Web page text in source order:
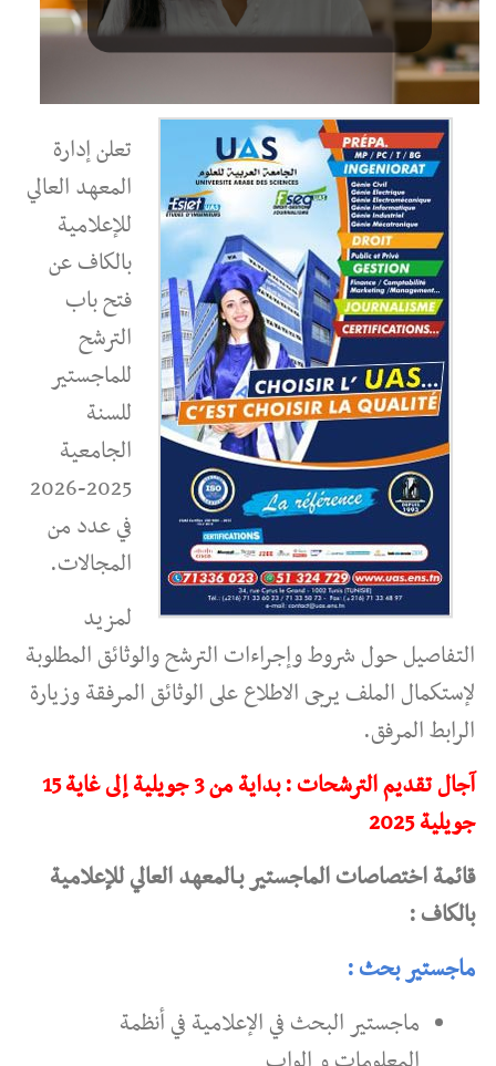
تعلن إدارة
المعهد العالي
للإعلامية
بالكاف عن
فتح باب
الترشح
للماجستير
للسنة
الجامعية
2025-2026
في عدد من
المجالات.
لمزيد
التفاصيل حول شروط وإجراءات الترشح والوثائق المطلوبة
لإستكمال الملف يرجى الاطلاع على الوثائق المرفقة وزيارة
الرابط المرفق.
آجال تقديم الترشحات : بداية من 3 جويلية إلى غاية 15
جويلية 2025
قائمة اختصاصات الماجستير بـالمعهد العالي للإعلامية
بالكاف :
ماجستير بحث :
ماجستير البحث في الإعلامية في أنظمة